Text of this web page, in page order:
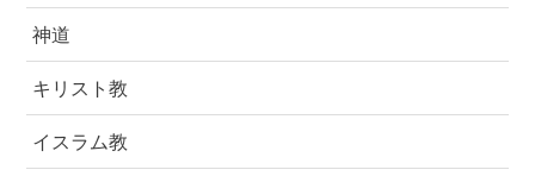
神道
キリスト教
イスラム教